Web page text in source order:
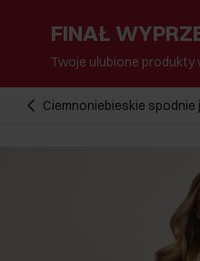
FINAŁ
Twoje ulubione
Ciemnoniebieskie